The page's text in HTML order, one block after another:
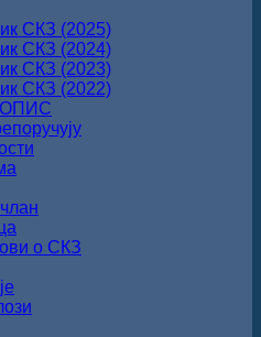
СКЗ (2025)
СКЗ (2024)
СКЗ (2023)
СКЗ (2022)
о СКЗ